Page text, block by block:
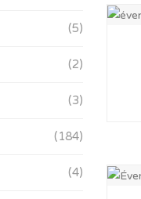
(5)
(2)
(3)
(184)
(4)